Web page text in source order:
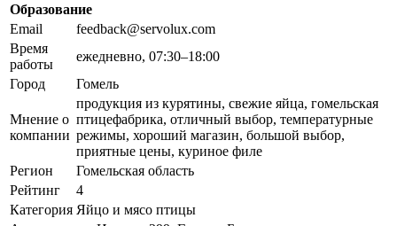
Образование
Email
feedback@servolux.com
Время
работы
ежедневно, 07:30–18:00
Город
Гомель
Мнение о
компании
продукция из курятины, свежие яйца, гомельская
птицефабрика, отличный выбор, температурные
режимы, хороший магазин, большой выбор,
приятные цены, куриное филе
Регион
Гомельская область
Рейтинг
4
Категория Яйцо и мясо птицы